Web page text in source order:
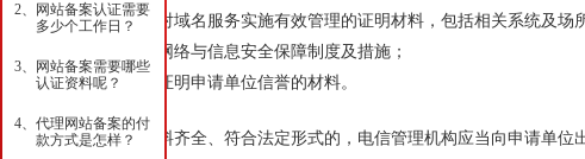
（二）对域名服务实施有效管理的证明材料，包括相关系统及
（三）网络与信息安全保障制度及措施；
（四）证明申请单位信誉的材料。
申请材料齐全、符合法定形式的，电信管理机构应当向申请单
2、
网站备案认证需要
多少个工作日？
3、
网站备案需要哪些
认证资料呢？
4、 代理网站备案的付
款方式是怎样？